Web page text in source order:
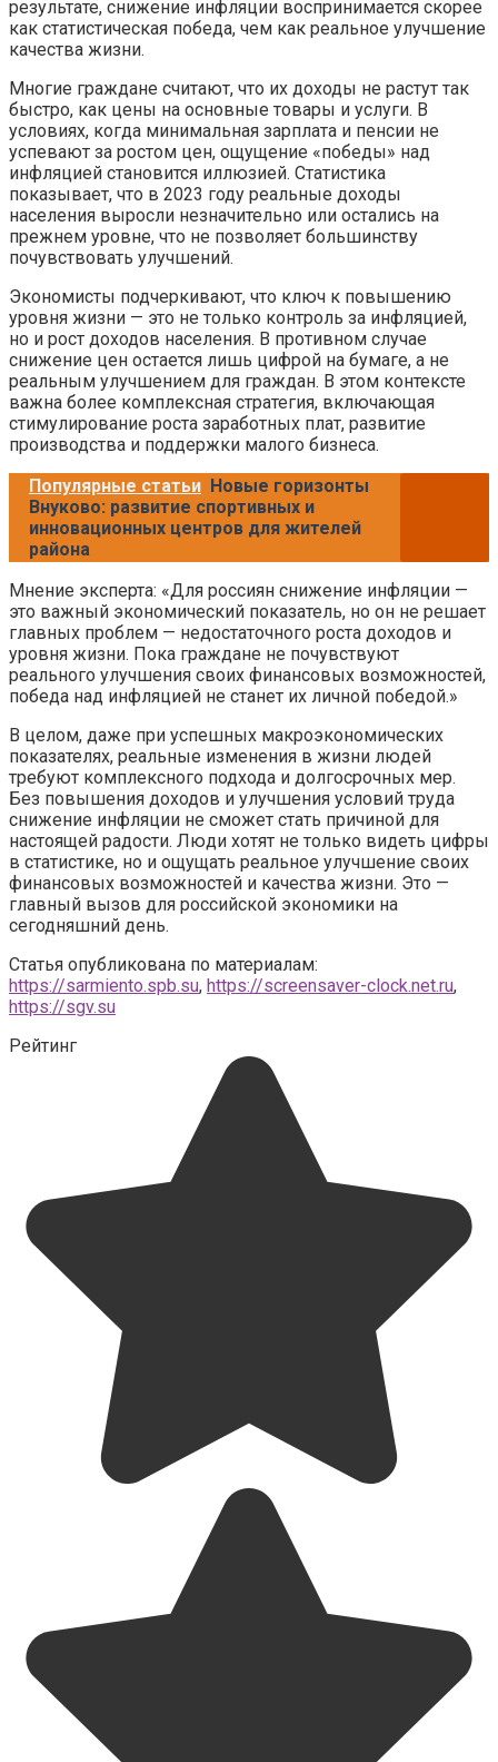
результате, снижение инфляции воспринимается скорее
как статистическая победа, чем как реальное улучшение
качества жизни.
Многие граждане считают, что их доходы не растут так
быстро, как цены на основные товары и услуги. В
условиях, когда минимальная зарплата и пенсии не
успевают за ростом цен, ощущение «победы» над
инфляцией становится иллюзией. Статистика
показывает, что в 2023 году реальные доходы
населения выросли незначительно или остались на
прежнем уровне, что не позволяет большинству
почувствовать улучшений.
Экономисты подчеркивают, что ключ к повышению
уровня жизни — это не только контроль за инфляцией,
но и рост доходов населения. В противном случае
снижение цен остается лишь цифрой на бумаге, а не
реальным улучшением для граждан. В этом контексте
важна более комплексная стратегия, включающая
стимулирование роста заработных плат, развитие
производства и поддержки малого бизнеса.
Популярные статьи Новые горизонты
Внуково: развитие спортивных и
инновационных центров для жителей
района
Мнение эксперта: «Для россиян снижение инфляции —
это важный экономический показатель, но он не решает
главных проблем — недостаточного роста доходов и
уровня жизни. Пока граждане не почувствуют
реального улучшения своих финансовых возможностей,
победа над инфляцией не станет их личной победой.»
В целом, даже при успешных макроэкономических
показателях, реальные изменения в жизни людей
требуют комплексного подхода и долгосрочных мер.
Без повышения доходов и улучшения условий труда
снижение инфляции не сможет стать причиной для
настоящей радости. Люди хотят не только видеть цифры
в статистике, но и ощущать реальное улучшение своих
финансовых возможностей и качества жизни. Это —
главный вызов для российской экономики на
сегодняшний день.
Статья опубликована по материалам:
https://sarmiento.spb.su, https://screensaver-clock.net.ru,
https://sgv.su
Рейтинг